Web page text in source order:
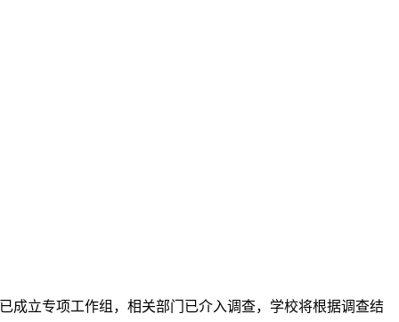
成立专项工作组，相关部门已介入调查，学校将根据调查结